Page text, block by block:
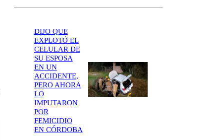
DIJO QUE
EXPLOTÓ EL
CELULAR DE
SU ESPOSA
EN UN
ACCIDENTE,
PERO AHORA
LO
IMPUTARON
POR
FEMICIDIO
EN CÓRDOBA